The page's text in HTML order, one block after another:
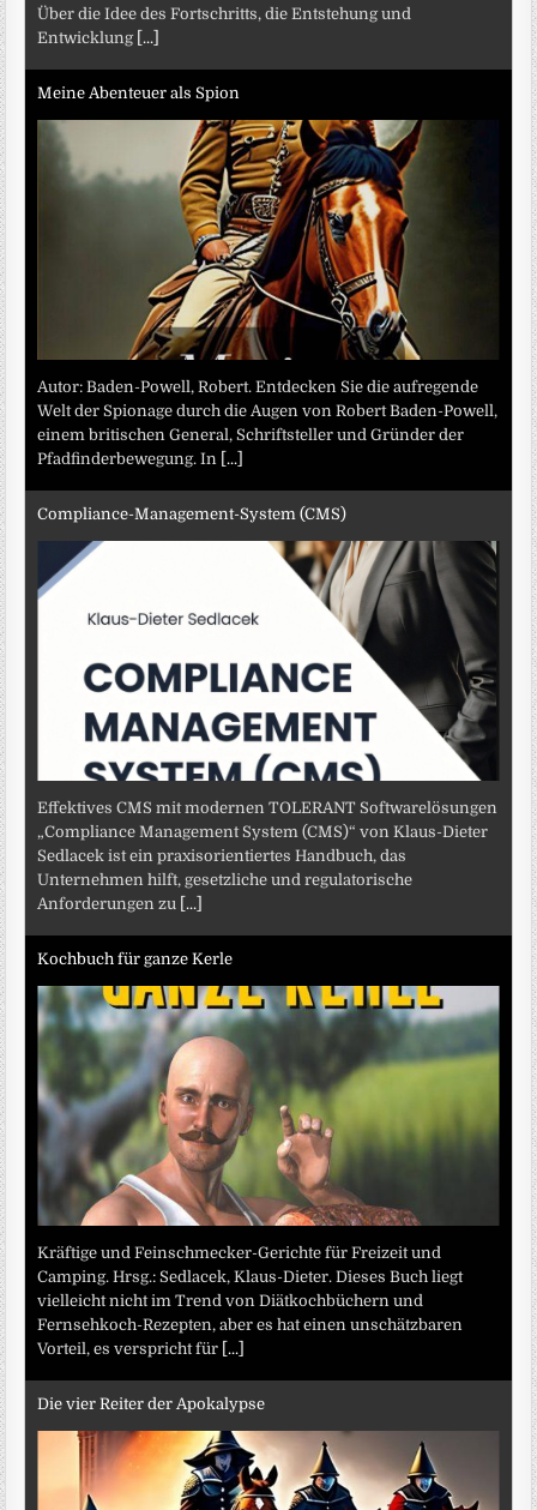
Über die Idee des Fortschritts, die Entstehung und
Entwicklung [...]
Meine Abenteuer als Spion
Autor: Baden-Powell, Robert. Entdecken Sie die aufregende
Welt der Spionage durch die Augen von Robert Baden-Powell,
einem britischen General, Schriftsteller und Gründer der
Pfadfinderbewegung. In [...]
Compliance-Management-System (CMS)
Effektives CMS mit modernen TOLERANT Softwarelösungen
„Compliance Management System (CMS)“ von Klaus-Dieter
Sedlacek ist ein praxisorientiertes Handbuch, das
Unternehmen hilft, gesetzliche und regulatorische
Anforderungen zu [...]
Kochbuch für ganze Kerle
Kräftige und Feinschmecker-Gerichte für Freizeit und
Camping. Hrsg.: Sedlacek, Klaus-Dieter. Dieses Buch liegt
vielleicht nicht im Trend von Diätkochbüchern und
Fernsehkoch-Rezepten, aber es hat einen unschätzbaren
Vorteil, es verspricht für [...]
Die vier Reiter der Apokalypse